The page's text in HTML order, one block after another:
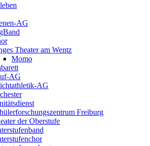
AG
Theater am Wentz
Momo
AG
AG
Freiburg
der Oberstufe